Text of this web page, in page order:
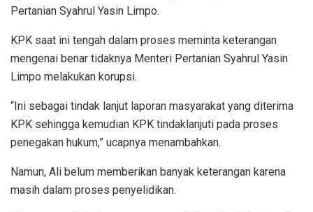
Pertanian Syahrul Yasin Limpo.
KPK saat ini tengah dalam proses meminta keterangan
mengenai benar tidaknya Menteri Pertanian Syahrul Yasin
Limpo melakukan korupsi.
“Ini sebagai tindak lanjut laporan masyarakat yang diterima
KPK sehingga kemudian KPK tindaklanjuti pada proses
penegakan hukum,” ucapnya menambahkan.
Namun, Ali belum memberikan banyak keterangan karena
masih dalam proses penyelidikan.